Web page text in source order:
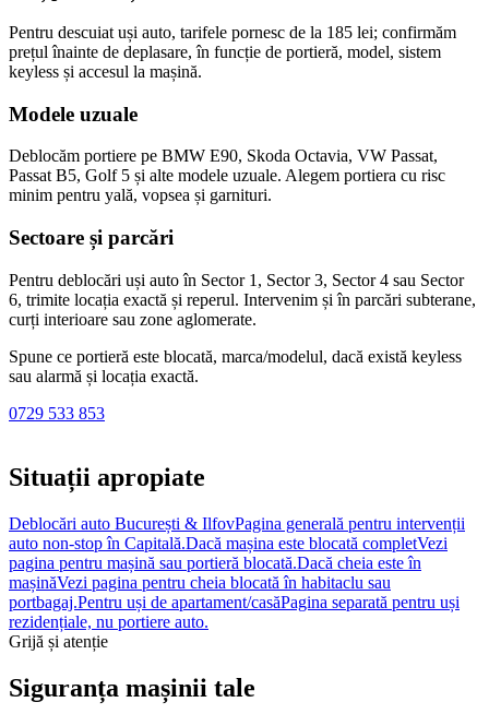
Pentru descuiat uși auto, tarifele pornesc de la 185 lei; confirmăm
prețul înainte de deplasare, în funcție de portieră, model, sistem
keyless și accesul la mașină.
Modele uzuale
Deblocăm portiere pe BMW E90, Skoda Octavia, VW Passat,
Passat B5, Golf 5 și alte modele uzuale. Alegem portiera cu risc
minim pentru yală, vopsea și garnituri.
Sectoare și parcări
Pentru deblocări uși auto în Sector 1, Sector 3, Sector 4 sau Sector
6, trimite locația exactă și reperul. Intervenim și în parcări subterane,
curți interioare sau zone aglomerate.
Spune ce portieră este blocată, marca/modelul, dacă există keyless
sau alarmă și locația exactă.
0729 533 853
Situații apropiate
Deblocări auto București & IlfovPagina generală pentru intervenții
auto non-stop în Capitală.Dacă mașina este blocată completVezi
pagina pentru mașină sau portieră blocată.Dacă cheia este în
mașinăVezi pagina pentru cheia blocată în habitaclu sau
portbagaj.Pentru uși de apartament/casăPagina separată pentru uși
rezidențiale, nu portiere auto.
Grijă și atenție
Siguranța mașinii tale